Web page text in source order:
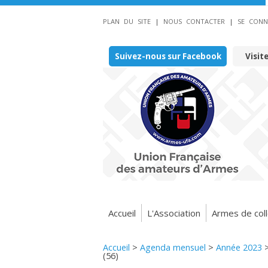
PLAN DU SITE | NOUS CONTACTER | SE
Suivez-nous sur Facebook
Accueil L'Association Armes de
Accueil > Agenda mensuel > Année 2023
(56)